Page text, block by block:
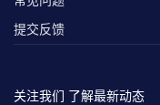
提交反馈
关注我们 了解最新动态